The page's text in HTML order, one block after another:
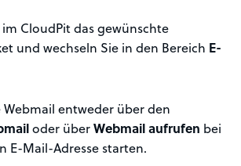
CloudPit das gewünschte
und wechseln Sie in den Bereich E-
entweder über den
oder überWebmail aufrufen bei
E-Mail-Adresse starten.